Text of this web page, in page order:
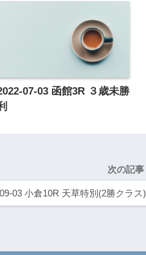
07-03 函館3R ３歳未勝
次の記事
03 小倉10R 天草特別(2勝クラス)